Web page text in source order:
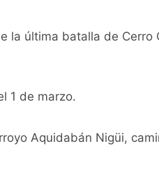
la última batalla de Cerro
1 de marzo.
Aquidabán Nigüi,